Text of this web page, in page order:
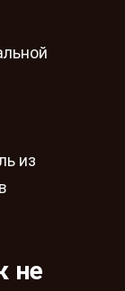
из
не